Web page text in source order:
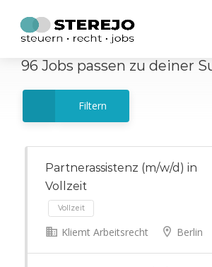
96 Jobs passen zu deiner
Filtern
Partnerassistenz (m/w/d) in
Vollzeit
Kliemt Arbeitsrecht Berlin